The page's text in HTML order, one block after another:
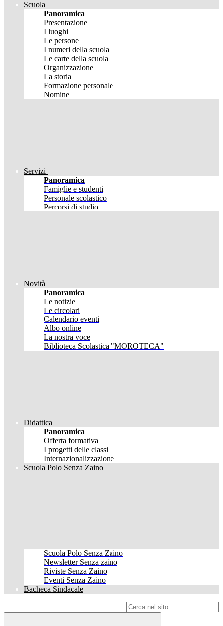
Scuola
Panoramica
Presentazione
I luoghi
Le persone
I numeri della scuola
Le carte della scuola
Organizzazione
La storia
Formazione personale
Nomine
Servizi
Panoramica
Famiglie e studenti
Personale scolastico
Percorsi di studio
Novità
Panoramica
Le notizie
Le circolari
Calendario eventi
Albo online
La nostra voce
Biblioteca Scolastica "MOROTECA"
Didattica
Panoramica
Offerta formativa
I progetti delle classi
Internazionalizzazione
Scuola Polo Senza Zaino
Scuola Polo Senza Zaino
Newsletter Senza zaino
Riviste Senza Zaino
Eventi Senza Zaino
Bacheca Sindacale